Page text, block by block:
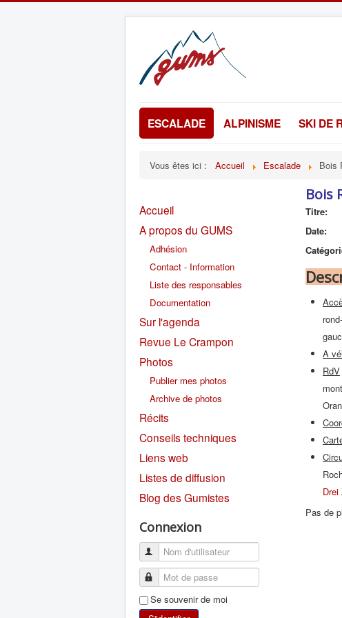
ESCALADE ALPINISME SKI DE
Vous êtes ici : Accueil Escalade Bois
Accueil
A propos du GUMS
Adhésion
Contact - Information
Liste des responsables
Documentation
Sur l'agenda
Revue Le Crampon
Photos
Publier mes photos
Archive de photos
Récits
Conseils techniques
Liens web
Listes de diffusion
Blog des Gumistes
Connexion
Se souvenir de moi
Bois
Titre:
Date:
A
RdV
Drei
Pas de